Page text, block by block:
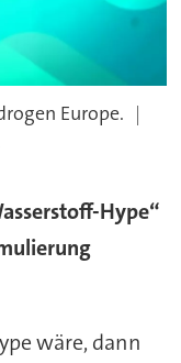
Europe.
Hype“
wäre, dann